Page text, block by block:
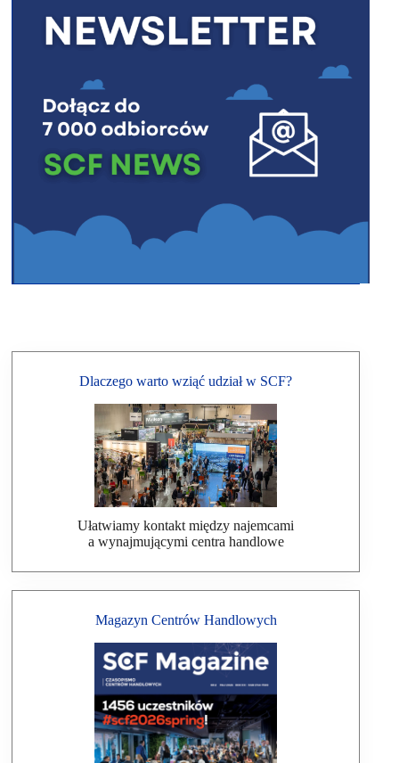
Dlaczego warto wziąć udział w SCF?
Ułatwiamy kontakt między najemcami
a wynajmującymi centra handlowe
Magazyn Centrów Handlowych